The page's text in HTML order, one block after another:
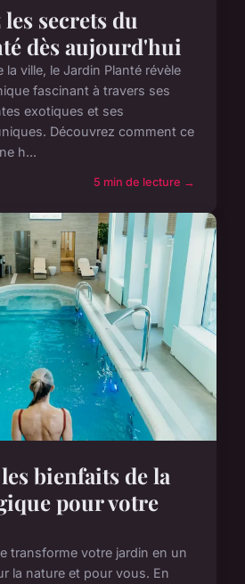
secrets du
dès aujourd'hui
ville, le Jardin Planté révèle
fascinant à travers ses
exotiques et ses
Découvrez comment ce
h...
5 min de lecture →
bienfaits de la
pour votre
transforme votre jardin en un
la nature et pour vous. En